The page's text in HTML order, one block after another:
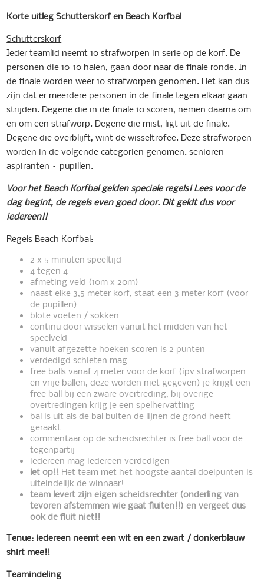
Korte uitleg Schutterskorf en Beach Korfbal
Schutterskorf
Ieder teamlid neemt 10 strafworpen in serie op de korf. De
personen die 10-10 halen, gaan door naar de finale ronde. In
de finale worden weer 10 strafworpen genomen. Het kan dus
zijn dat er meerdere personen in de finale tegen elkaar gaan
strijden. Degene die in de finale 10 scoren, nemen daarna om
en om een strafworp. Degene die mist, ligt uit de finale.
Degene die overblijft, wint de wisseltrofee. Deze strafworpen
worden in de volgende categorien genomen: senioren –
aspiranten – pupillen.
Voor het Beach Korfbal gelden speciale regels! Lees voor de
dag begint, de regels even goed door. Dit geldt dus voor
iedereen!!
Regels Beach Korfbal:
2 x 5 minuten speeltijd
4 tegen 4
afmeting veld (10m x 20m)
naast elke 3,5 meter korf, staat een 3 meter korf (voor
de pupillen)
blote voeten / sokken
continu door wisselen vanuit het midden van het
speelveld
vanuit afgezette hoeken scoren is 2 punten
verdedigd schieten mag
free balls vanaf 4 meter voor de korf (ipv strafworpen
en vrije ballen, deze worden niet gegeven) je krijgt een
free ball bij een zware overtreding, bij overige
overtredingen krijg je een spelhervatting
bal is uit als de bal buiten de lijnen de grond heeft
geraakt
commentaar op de scheidsrechter is free ball voor de
tegenpartij
iedereen mag iedereen verdedigen
let op!! Het team met het hoogste aantal doelpunten is
uiteindelijk de winnaar!
team levert zijn eigen scheidsrechter (onderling van
tevoren afstemmen wie gaat fluiten!!) en vergeet dus
ook de fluit niet!!
Tenue: iedereen neemt een wit en een zwart / donkerblauw
shirt mee!!
Teamindeling